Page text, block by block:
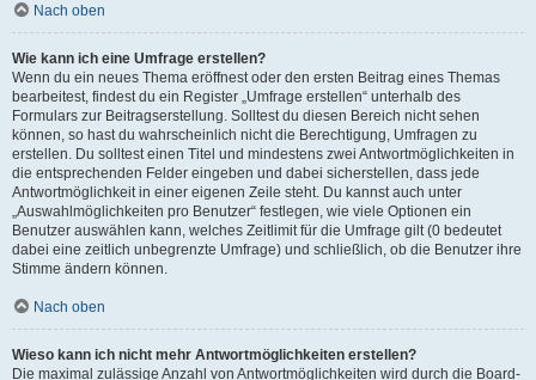
Nach oben
Wie kann ich eine Umfrage erstellen?
Wenn du ein neues Thema eröffnest oder den ersten Beitrag eines Themas
bearbeitest, findest du ein Register „Umfrage erstellen“ unterhalb des
Formulars zur Beitragserstellung. Solltest du diesen Bereich nicht sehen
können, so hast du wahrscheinlich nicht die Berechtigung, Umfragen zu
erstellen. Du solltest einen Titel und mindestens zwei Antwortmöglichkeiten in
die entsprechenden Felder eingeben und dabei sicherstellen, dass jede
Antwortmöglichkeit in einer eigenen Zeile steht. Du kannst auch unter
„Auswahlmöglichkeiten pro Benutzer“ festlegen, wie viele Optionen ein
Benutzer auswählen kann, welches Zeitlimit für die Umfrage gilt (0 bedeutet
dabei eine zeitlich unbegrenzte Umfrage) und schließlich, ob die Benutzer ihre
Stimme ändern können.
Nach oben
Wieso kann ich nicht mehr Antwortmöglichkeiten erstellen?
Die maximal zulässige Anzahl von Antwortmöglichkeiten wird durch die Board-